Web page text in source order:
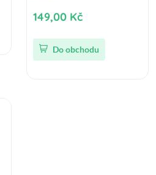
149,00 Kč
Do obchodu